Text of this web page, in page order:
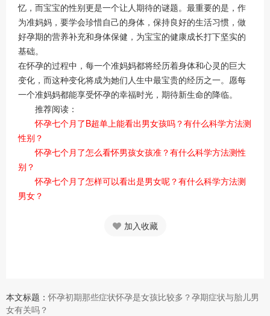
忆，而宝宝的性别更是一个让人期待的谜题。最重要的是，作
为准妈妈，要学会珍惜自己的身体，保持良好的生活习惯，做
好孕期的营养补充和身体保健，为宝宝的健康成长打下坚实的
基础。
在怀孕的过程中，每一个准妈妈都将经历着身体和心灵的巨大
变化，而这种变化将成为她们人生中最宝贵的经历之一。愿每
一个准妈妈都能享受怀孕的幸福时光，期待新生命的降临。
推荐阅读：
怀孕七个月了B超单上能看出男女孩吗？有什么科学方法测
性别？
怀孕七个月了怎么看怀男孩女孩准？有什么科学方法测性
别？
怀孕七个月了怎样可以看出是男女呢？有什么科学方法测
男女？
加入收藏
本文标题：怀孕初期那些症状怀孕是女孩比较多？孕期症状与胎儿男
女有关吗？